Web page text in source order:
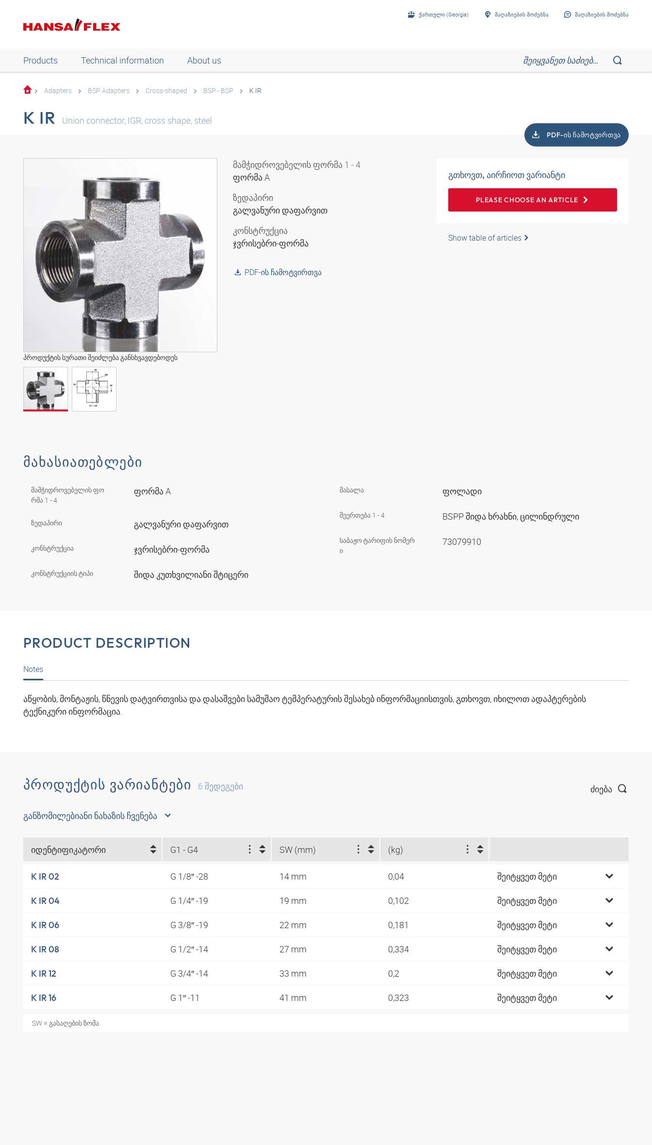
ქართული (Georgia) მაღაზიების მოძებნა მაღაზიების მოძებნა
Products Technical information About us
Adapters BSP Adapters Cross-shaped BSP - BSP K IR
K IR Union connector, IGR, cross shape, steel
PDF-ᲘᲡ ᲩᲐᲛᲝᲢᲕᲘᲠᲗᲕᲐ
პროდუქტის სურათი შეიძლება განსხვავდებოდეს
მამჭიდროვებელის ფორმა 1 - 4
ფორმა A
ზედაპირი
გალვანური დაფარვით
კონსტრუქცია
ჯვრისებრი-ფორმა
PDF-ის ჩამოტვირთვა
გთხოვთ, აირჩიოთ ვარიანტი
PLEASE CHOOSE AN ARTICLE
Show table of articles
ᲛᲐᲮᲐᲡᲘᲐᲗᲔᲑᲚᲔᲑᲘ
მამჭიდროვებელის ფო
რმა 1 - 4
ფორმა A
ზედაპირი გალვანური დაფარვით
კონსტრუქცია ჯვრისებრი-ფორმა
კონსტრუქციის ტიპი შიდა კუთხვილიანი შტიცერი
მასალა ფოლადი
შეერთება 1 - 4 BSPP შიდა ხრახნი, ცილინდრული
საბაჟო ტარიფის ნომერ
ი
73079910
PRODUCT DESCRIPTION
Notes
აწყობის, მონტაჟის, წნევის დატვირთვისა და დასაშვები სამუშაო ტემპერატურის შესახებ ინფორმაციისთვის, გთხოვთ, იხილოთ ადაპტერების
ტექნიკური ინფორმაცია.
ᲞᲠᲝᲓᲣᲥᲢᲘᲡ ᲕᲐᲠᲘᲐᲜᲢᲔᲑᲘ 6 შედეგები ძიება
განზომილებიანი ნახაზის ჩვენება
იდენტიფიკატორი G1 - G4 SW (mm) (kg)
K IR 02 G 1/8″ -28 14 mm 0,04 შეიტყვეთ მეტი
K IR 04 G 1/4″ -19 19 mm 0,102 შეიტყვეთ მეტი
K IR 06 G 3/8″ -19 22 mm 0,181 შეიტყვეთ მეტი
K IR 08 G 1/2″ -14 27 mm 0,334 შეიტყვეთ მეტი
K IR 12 G 3/4″ -14 33 mm 0,2 შეიტყვეთ მეტი
K IR 16 G 1″ -11 41 mm 0,323 შეიტყვეთ მეტი
SW = გასაღების ზომა